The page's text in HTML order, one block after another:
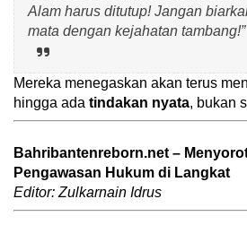
Alam harus ditutup! Jangan
mata dengan kejahatan tambang!”
Mereka menegaskan akan terus
hingga ada tindakan nyata, bukan
Bahribantenreborn.net –
Pengawasan Hukum di Langkat
Editor: Zulkarnain Idrus